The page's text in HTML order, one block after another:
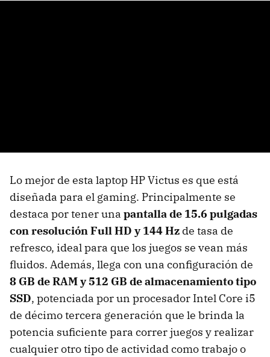
Lo mejor de esta laptop HP Victus es que está
diseñada para el gaming. Principalmente se
destaca por tener una pantalla de 15.6 pulgadas
con resolución Full HD y 144 Hz de tasa de
refresco, ideal para que los juegos se vean más
fluidos. Además, llega con una configuración de
8 GB de RAM y 512 GB de almacenamiento tipo
SSD, potenciada por un procesador Intel Core i5
de décimo tercera generación que le brinda la
potencia suficiente para correr juegos y realizar
cualquier otro tipo de actividad como trabajo o